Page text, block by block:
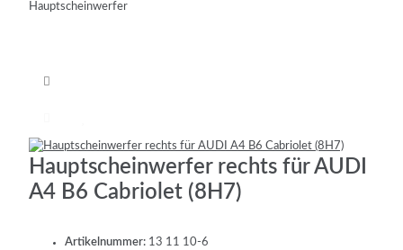
Hauptscheinwerfer
Hauptscheinwerfer rechts für AUDI
A4 B6 Cabriolet (8H7)
Artikelnummer: 13 11 10-6